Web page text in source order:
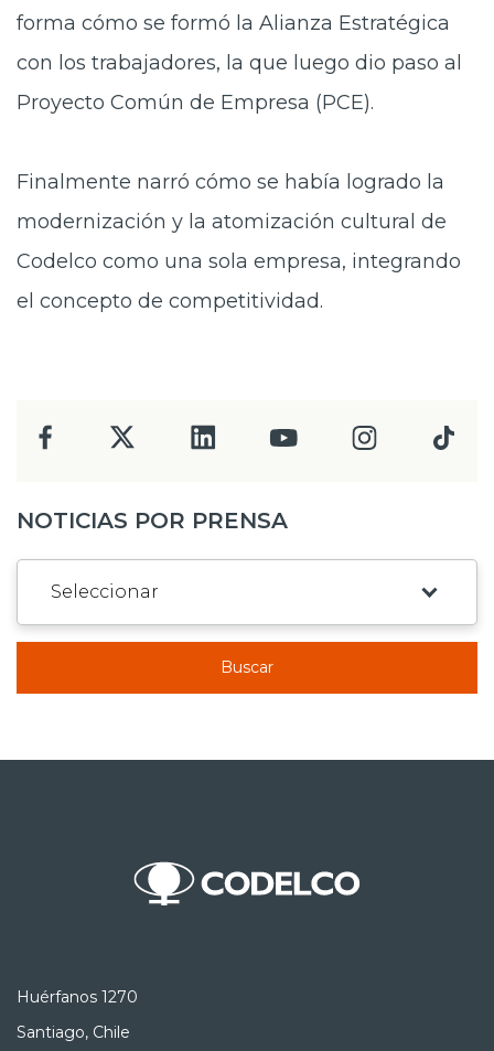
forma cómo se formó la Alianza Estratégica
con los trabajadores, la que luego dio paso al
Proyecto Común de Empresa (PCE).
Finalmente narró cómo se había logrado la
modernización y la atomización cultural de
Codelco como una sola empresa, integrando
el concepto de competitividad.
NOTICIAS POR PRENSA
Buscar
Huérfanos 1270
Santiago, Chile